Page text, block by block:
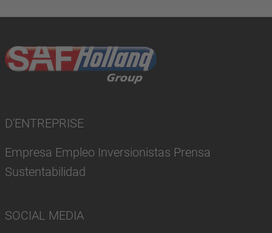
D'ENTREPRISE
Empresa Empleo Inversionistas Prensa
Sustentabilidad
SOCIAL MEDIA